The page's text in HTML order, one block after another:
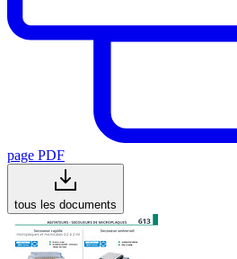
page PDF
tous les documents